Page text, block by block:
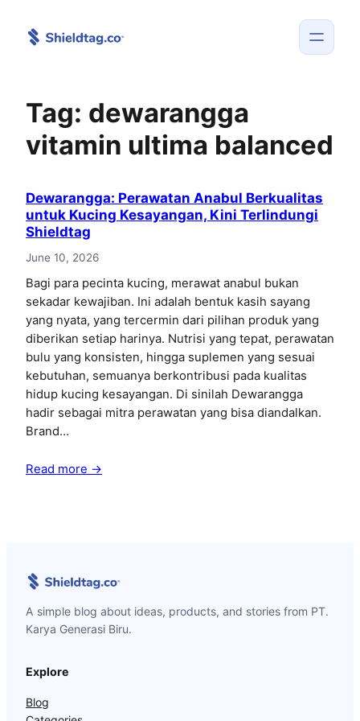
Tag: dewarangga
vitamin ultima balanced
Dewarangga: Perawatan Anabul Berkualitas
untuk Kucing Kesayangan, Kini Terlindungi
Shieldtag
June 10, 2026
Bagi para pecinta kucing, merawat anabul bukan
sekadar kewajiban. Ini adalah bentuk kasih sayang
yang nyata, yang tercermin dari pilihan produk yang
diberikan setiap harinya. Nutrisi yang tepat, perawatan
bulu yang konsisten, hingga suplemen yang sesuai
kebutuhan, semuanya berkontribusi pada kualitas
hidup kucing kesayangan. Di sinilah Dewarangga
hadir sebagai mitra perawatan yang bisa diandalkan.
Brand…
Read more →
A simple blog about ideas, products, and stories from PT.
Karya Generasi Biru.
Explore
Blog